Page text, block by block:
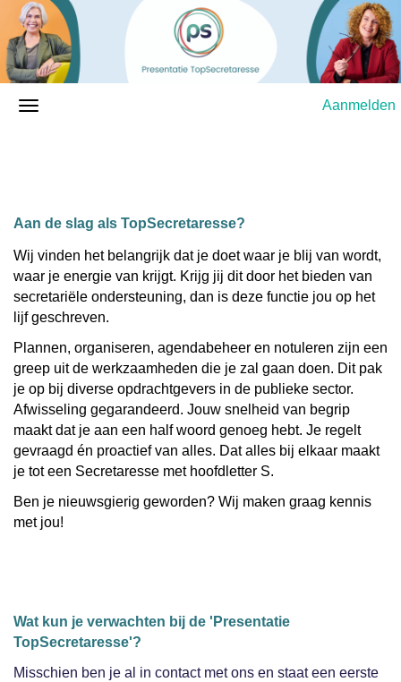
Aanmelden
Aan de slag als TopSecretaresse?
Wij vinden het belangrijk dat je doet waar je blij van wordt,
waar je energie van krijgt. Krijg jij dit door het bieden van
secretariële ondersteuning, dan is deze functie jou op het
lijf geschreven.
Plannen, organiseren, agendabeheer en notuleren zijn een
greep uit de werkzaamheden die je zal gaan doen. Dit pak
je op bij diverse opdrachtgevers in de publieke sector.
Afwisseling gegarandeerd. Jouw snelheid van begrip
maakt dat je aan een half woord genoeg hebt. Je regelt
gevraagd én proactief van alles. Dat alles bij elkaar maakt
je tot een Secretaresse met hoofdletter S.
Ben je nieuwsgierig geworden? Wij maken graag kennis
met jou!
Wat kun je verwachten bij de 'Presentatie
TopSecretaresse'?
Misschien ben je al in contact met ons en staat een eerste